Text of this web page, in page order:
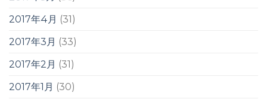
2017年4月 (31)
2017年3月 (33)
2017年2月 (31)
2017年1月 (30)